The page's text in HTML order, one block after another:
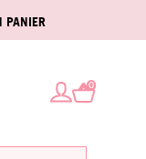
PANIER
0